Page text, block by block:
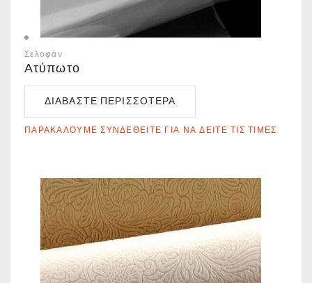
Σελοφάν
Ατύπωτο
ΔΙΑΒΆΣΤΕ ΠΕΡΙΣΣΌΤΕΡΑ
ΠΑΡΑΚΑΛΟΎΜΕ ΣΥΝΔΕΘΕΊΤΕ ΓΙΑ ΝΑ ΔΕΊΤΕ ΤΙΣ ΤΙΜΈΣ